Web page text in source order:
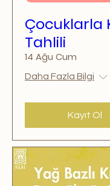
Çocuklarla
Tahlili
14 Ağu Cum
Daha Fazla Bilgi
Kayıt Ol